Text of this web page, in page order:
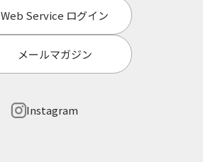
Web Service ログイン
メールマガジン
Instagram